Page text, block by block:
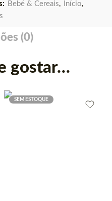
Bebé & Cereais, Início,
(0)
gostar…
SEM ESTOQUE